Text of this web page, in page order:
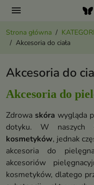
menu
Strona główna
Akcesoria do ciała
Akcesoria do
Akcesoria do
Zdrowa skóra wygląda
dotyku. W naszych
kosmetyków, jednak
akcesoria do
akcesoriów
kosmetyków, dlatego